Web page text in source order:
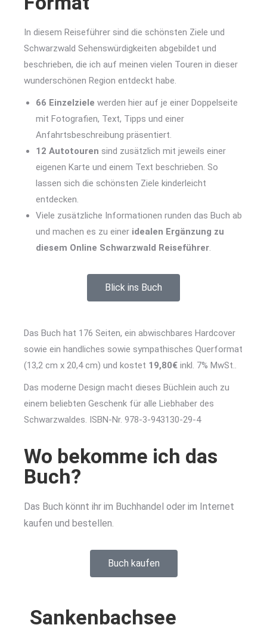
In diesem Reiseführer sind die schönsten Ziele und
Schwarzwald Sehenswürdigkeiten abgebildet und
beschrieben, die ich auf meinen vielen Touren in dieser
wunderschönen Region entdeckt habe.
66 Einzelziele werden hier auf je einer Doppelseite
mit Fotografien, Text, Tipps und einer
Anfahrtsbeschreibung präsentiert.
12 Autotouren sind zusätzlich mit jeweils einer
eigenen Karte und einem Text beschrieben. So
lassen sich die schönsten Ziele kinderleicht
entdecken.
Viele zusätzliche Informationen runden das Buch ab
und machen es zu einer idealen Ergänzung zu
diesem Online Schwarzwald Reiseführer.
Blick ins Buch
Das Buch hat 176 Seiten, ein abwischbares Hardcover
sowie ein handliches sowie sympathisches Querformat
(13,2 cm x 20,4 cm) und kostet 19,80€ inkl. 7% MwSt..
Das moderne Design macht dieses Büchlein auch zu
einem beliebten Geschenk für alle Liebhaber des
Schwarzwaldes. ISBN-Nr. 978-3-943130-29-4
Wo bekomme ich das
Buch?
Das Buch könnt ihr im Buchhandel oder im Internet
kaufen und bestellen.
Buch kaufen
Sankenbachsee